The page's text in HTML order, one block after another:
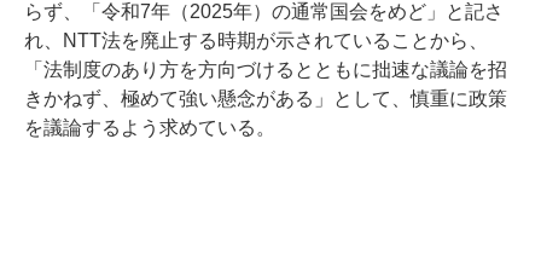
らず、「令和7年（2025年）の通常国会をめど」と記さ
れ、NTT法を廃止する時期が示されていることから、
「法制度のあり方を方向づけるとともに拙速な議論を招
きかねず、極めて強い懸念がある」として、慎重に政策
を議論するよう求めている。